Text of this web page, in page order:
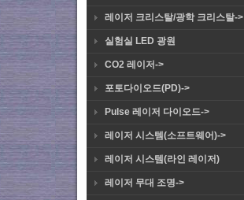
레이저 크리스탈/광학 크리스탈->
실험실 LED 광원
CO2 레이저->
포토다이오드(PD)->
Pulse 레이저 다이오드->
레이저 시스템(소프트웨어)->
레이저 시스템(라인 레이저)
레이저 무대 조명->